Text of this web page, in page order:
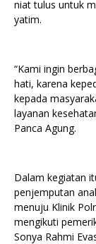
niat tulus untuk
yatim.
“Kami ingin
hati, karena
kepada
layanan
Panca Agung.
Dalam kegiatan
penjemputan
menuju Klinik
mengikuti
Sonya Rahmi